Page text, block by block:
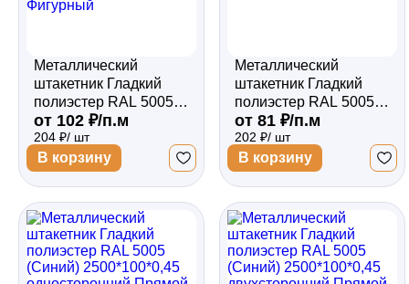
Металлический
штакетник Гладкий
полиэстер RAL 5005
(Синий) 2000*100*0,5
двухсторонний
Фигурный
от 102 ₽/п.м
204 ₽/ шт
В корзину
Металлический
штакетник Гладкий
полиэстер RAL 5005
(Синий) 2500*100*0,4
односторонний
Прямой
от 81 ₽/п.м
202 ₽/ шт
В корзину